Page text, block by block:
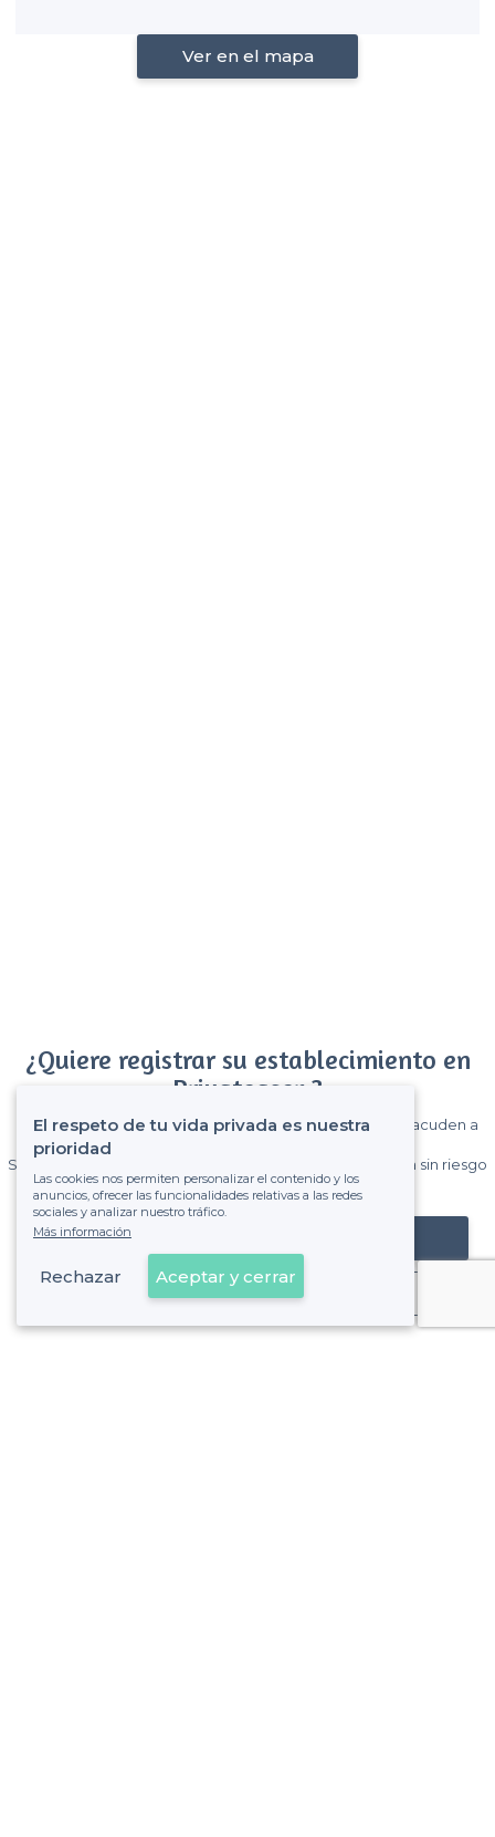
Ver en el mapa
¿Quiere registrar su establecimiento en
Privateaser ?
Gane muchos clientes entre el millón de visitantes que acuden a
Sin comisiones y sin compromiso, pagas una cantidad fija sin riesgo
de ver la factura.
Registrar mi establecimiento
Ya es cliente
El respeto de tu vida privada es nuestra
prioridad
Las cookies nos permiten personalizar el contenido y los
anuncios, ofrecer las funcionalidades relativas a las redes
sociales y analizar nuestro tráfico.
Más información
Rechazar Aceptar y cerrar